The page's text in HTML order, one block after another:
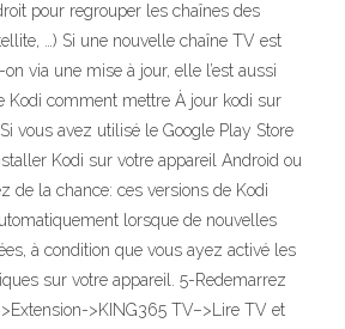
pour regrouper les chaînes des
…) Si une nouvelle chaîne TV est
via une mise à jour, elle l’est aussi
Kodi comment mettre À jour kodi sur
vous avez utilisé le Google Play Store
Kodi sur votre appareil Android ou
de la chance: ces versions de Kodi
lorsque de nouvelles
à condition que vous ayez activé les
sur votre appareil. 5-Redemarrez
>KING365 TV–>Lire TV et